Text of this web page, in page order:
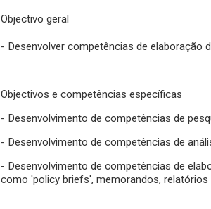
Objectivo geral
- Desenvolver competências de elaboração
Objectivos e competências específicas
- Desenvolvimento de competências de
- Desenvolvimento de competências de
- Desenvolvimento de competências de
como 'policy briefs', memorandos, relatórios